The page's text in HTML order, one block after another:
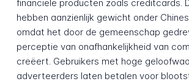
financiele producten zoals creditcards.
hebben aanzienlijk gewicht onder
omdat het door de gemeenschap
perceptie van onafhankelijkheid van
creëert. Gebruikers met hoge
adverteerders laten betalen voor